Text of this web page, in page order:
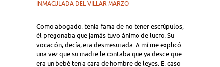
INMACULADA DEL VILLAR MARZO
Como abogado, tenía fama de no tener escrúpulos,
él pregonaba que jamás tuvo ánimo de lucro. Su
vocación, decía, era desmesurada. A mí me explicó
una vez que su madre le contaba que ya desde que
era un bebé tenía cara de hombre de leyes. El caso